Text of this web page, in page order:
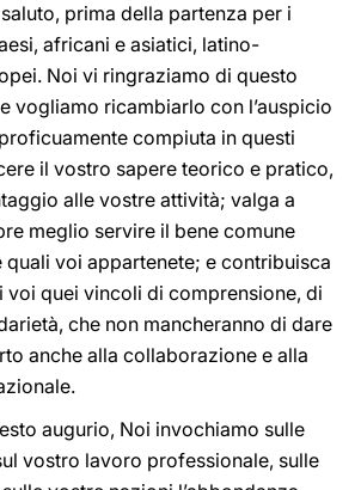
prima della partenza per i
africani e asiatici, latino-
Noi vi ringraziamo di questo
vogliamo ricambiarlo con l’auspicio
compiuta in questi
il vostro sapere teorico e pratico,
alle vostre attività; valga a
meglio servire il bene comune
quali voi appartenete; e contribuisca
voi quei vincoli di comprensione, di
che non mancheranno di dare
anche alla collaborazione e alla
augurio, Noi invochiamo sulle
vostro lavoro professionale, sulle